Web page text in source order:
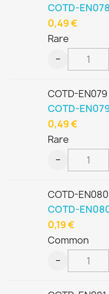
COTD-
Rare
0,49 €
−
COTD-
COTD-
Rare
0,49 €
−
COTD-
COTD-
Common
0,19 €
−